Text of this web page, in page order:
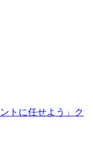
トに任せよう」ク